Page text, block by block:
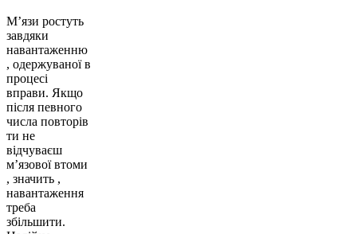
М’язи ростуть
завдяки
навантаженню
, одержуваної в
процесі
вправи. Якщо
після певного
числа повторів
ти не
відчуваєш
м’язової втоми
, значить ,
навантаження
треба
збільшити.